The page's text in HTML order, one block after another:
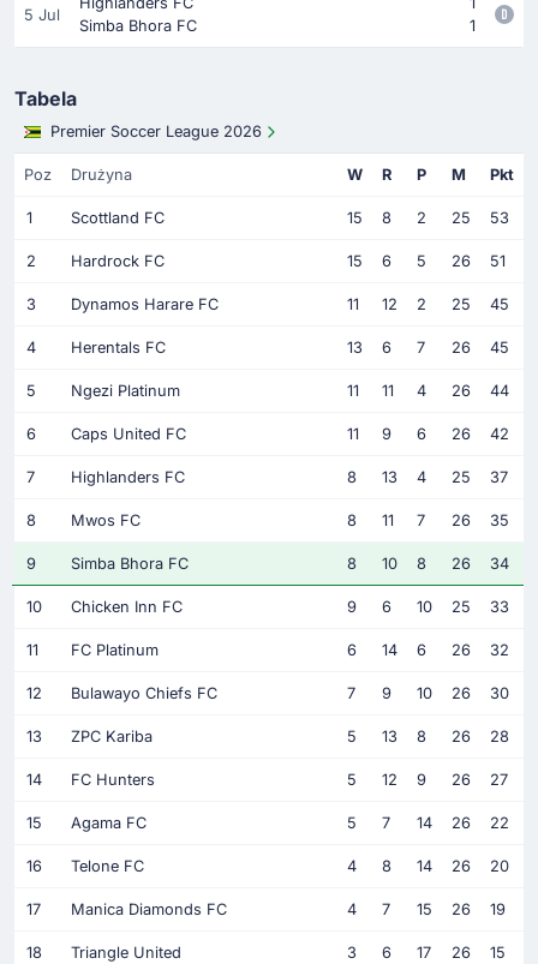
5 Jul
Simba Bhora FC
1
Tabela
Premier Soccer League 2026
Poz Drużyna W R P M Pkt
1 Scottland FC 15 8 2 25 53
2 Hardrock FC 15 6 5 26 51
3 Dynamos Harare FC 11 12 2 25 45
4 Herentals FC 13 6 7 26 45
5 Ngezi Platinum 11 11 4 26 44
6 Caps United FC 11 9 6 26 42
7 Highlanders FC 8 13 4 25 37
8 Mwos FC 8 11 7 26 35
9 Simba Bhora FC 8 10 8 26 34
10 Chicken Inn FC 9 6 10 25 33
11 FC Platinum 6 14 6 26 32
12 Bulawayo Chiefs FC 7 9 10 26 30
13 ZPC Kariba 5 13 8 26 28
14 FC Hunters 5 12 9 26 27
15 Agama FC 5 7 14 26 22
16 Telone FC 4 8 14 26 20
17 Manica Diamonds FC 4 7 15 26 19
18 Triangle United 3 6 17 26 15